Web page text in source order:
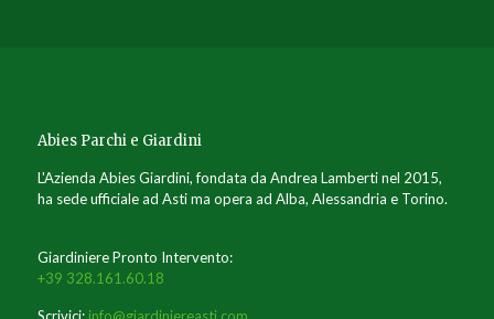
Abies Parchi e Giardini
L'Azienda Abies Giardini, fondata da Andrea Lamberti nel 2015,
ha sede ufficiale ad Asti ma opera ad Alba, Alessandria e Torino.
Giardiniere Pronto Intervento:
+39 328.161.60.18